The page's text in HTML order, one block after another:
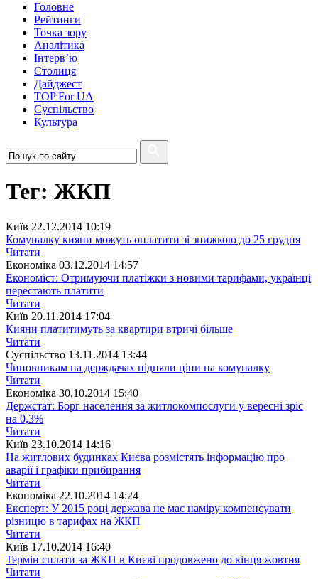
Головне
Рейтинги
Точка зору
Аналітика
Інтерв’ю
Столиця
Дайджест
TOP For UA
Суспiльство
Культура
Тег: ЖКП
Київ 22.12.2014 10:19
Комуналку кияни можуть оплатити зі знижкою до 25 грудня
Читати
Економіка 03.12.2014 14:57
Економіст: Отримуючи платіжки з новими тарифами, українці
перестають платити
Читати
Київ 20.11.2014 17:04
Кияни платитимуть за квартири втричі більше
Читати
Суспiльство 13.11.2014 13:44
Чиновникам на держдачах підняли ціни на комуналку
Читати
Економіка 30.10.2014 15:40
Держстат: Борг населення за житлокомпослуги у вересні зріс
на 0,3%
Читати
Київ 23.10.2014 14:16
На житлових будинках Києва розмістять інформацію про
аварії і графіки прибирання
Читати
Економіка 22.10.2014 14:24
Експерт: У 2015 році держава не має наміру компенсувати
різницю в тарифах на ЖКП
Читати
Київ 17.10.2014 16:40
Термін сплати за ЖКП в Києві продовжено до кінця жовтня
Читати